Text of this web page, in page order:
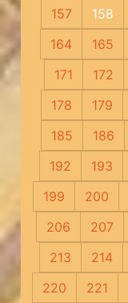
157
158
164
165
171
172
178
179
185
186
192
193
199
200
206
207
213
214
220
221